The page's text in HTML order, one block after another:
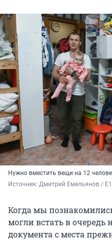
Нужно вместить вещи на 12
Источник: Дмитрий Емельянов /
Когда мы
могли встать в очередь
документа с места